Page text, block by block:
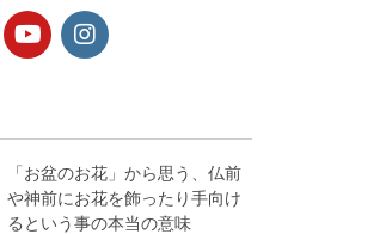
「お盆のお花」から思う、仏前
や神前にお花を飾ったり手向け
るという事の本当の意味